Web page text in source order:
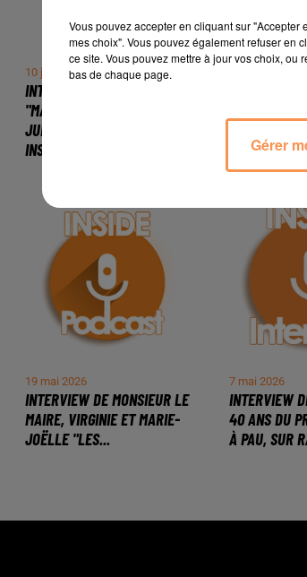
10 juin 2026
INTERVIEW DE CORALIE
"MARCHÉ NOCTURNE" À
JURANÇON, SUR RADIO
INSIDE
19 mai 2026
INTERVIEW DE MONSIEUR LE
MAIRE, VIRGINIE ET MARIE-
JOËLLE "LES...
7 mai 2026
INTERVIEW
40 ANS DU
À PAU, SUR
Vous pouvez accepter en cliquant sur
mes choix". Vous pouvez également refuser en
ce site. Vous pouvez mettre à jour vos choix, ou
bas de chaque page.
Gérer